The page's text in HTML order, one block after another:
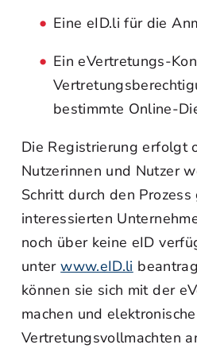
Eine eID.li für die
Ein eVertretungs-
bestimmte Online-
Die Registrierung erfolgt
Nutzerinnen und Nutzer
Schritt durch den
interessierten
noch über keine eID
unterwww.eID.li
können sie sich mit der
machen und elektronische
Vertretungsvollmachten